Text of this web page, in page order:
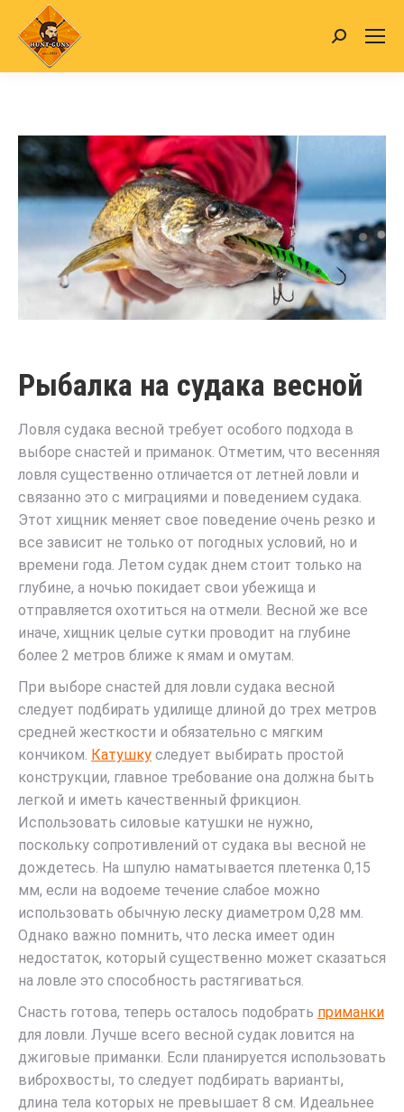
Search:
Рыбалка на судака весной
Ловля судака весной требует особого подхода в
выборе снастей и приманок. Отметим, что весенняя
ловля существенно отличается от летней ловли и
связанно это с миграциями и поведением судака.
Этот хищник меняет свое поведение очень резко и
все зависит не только от погодных условий, но и
времени года. Летом судак днем стоит только на
глубине, а ночью покидает свои убежища и
отправляется охотиться на отмели. Весной же все
иначе, хищник целые сутки проводит на глубине
более 2 метров ближе к ямам и омутам.
При выборе снастей для ловли судака весной
следует подбирать удилище длиной до трех метров
средней жесткости и обязательно с мягким
кончиком. Катушку следует выбирать простой
конструкции, главное требование она должна быть
легкой и иметь качественный фрикцион.
Использовать силовые катушки не нужно,
поскольку сопротивлений от судака вы весной не
дождетесь. На шпулю наматывается плетенка 0,15
мм, если на водоеме течение слабое можно
использовать обычную леску диаметром 0,28 мм.
Однако важно помнить, что леска имеет один
недостаток, который существенно может сказаться
на ловле это способность растягиваться.
Снасть готова, теперь осталось подобрать приманки
для ловли. Лучше всего весной судак ловится на
джиговые приманки. Если планируется использовать
виброхвосты, то следует подбирать варианты,
длина тела которых не превышает 8 см. Идеальнее